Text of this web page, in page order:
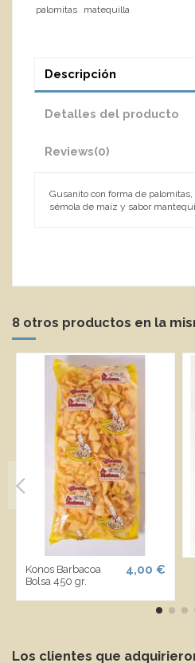
palomitas matequilla
Descripción
Detalles del producto
Reviews(0)
Gusanito con forma de palomitas,
sémola de maíz y sabor
8 otros productos en la
Konos Barbacoa
Bolsa 450 gr.
4,00 €
Los clientes que